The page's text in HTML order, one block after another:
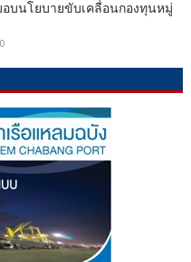
บนโยบายขับเคลื่อนกองทุนหมู่
0